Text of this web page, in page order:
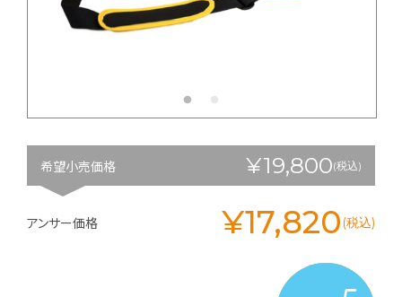
希望小売価格 ¥19,800(税込)
アンサー価格 ¥17,820 (税込)